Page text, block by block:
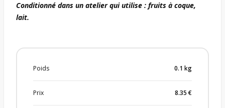
Conditionné dans un atelier qui utilise : fruits à coque,
lait.
Poids 0.1 kg
Prix 8.35 €